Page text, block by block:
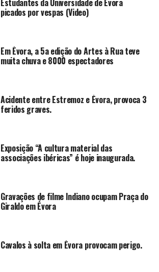
Estudantes da Universidade de Évora
picados por vespas (Video)
Em Évora, a 5a edição do Artes à Rua teve
muita chuva e 8000 espectadores
Acidente entre Estremoz e Évora, provoca 3
feridos graves.
Exposição “A cultura material das
associações ibéricas” é hoje inaugurada.
Gravações de filme Indiano ocupam Praça do
Giraldo em Évora
Cavalos à solta em Évora provocam perigo.